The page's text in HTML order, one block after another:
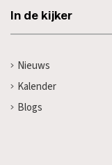
In de kijker
Nieuws
Kalender
Blogs